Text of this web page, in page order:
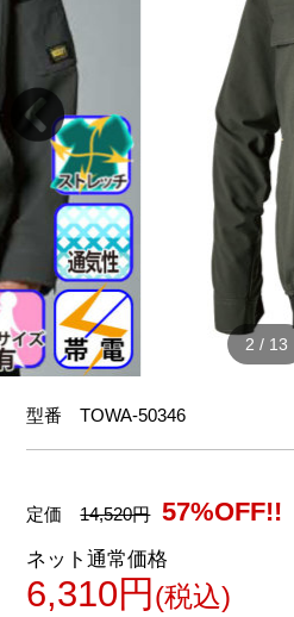
2 / 13
型番TOWA-50346
定価14,520円 57%OFF!!
ネット通常価格
6,310円 (税込)